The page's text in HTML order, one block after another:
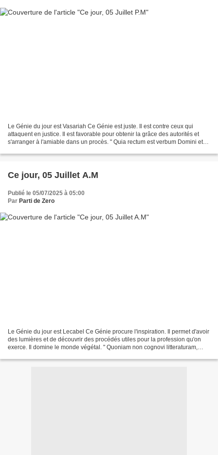
Le Génie du jour est Vasariah Ce Génie est juste. Il est contre ceux qui
attaquent en justice. Il est favorable pour obtenir la grâce des autorités et
s'arranger à l'amiable dans un procès. " Quia rectum est verbum Domini et
Ce jour, 05 Juillet A.M
Publié le 05/07/2025 à 05:00
Par Parti de Zero
Le Génie du jour est Lecabel Ce Génie procure l'inspiration. Il permet d'avoir
des lumières et de découvrir des procédés utiles pour la profession qu'on
exerce. Il domine le monde végétal. " Quoniam non cognovi litteraturam,